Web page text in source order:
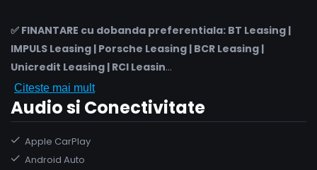
✅ FINANTARE cu dobanda preferentiala: BT Leasing |
IMPULS Leasing | Porsche Leasing | BCR Leasing |
Unicredit Leasing | RCI Leasin...
Citeste mai mult
Audio si Conectivitate
Apple CarPlay
Android Auto